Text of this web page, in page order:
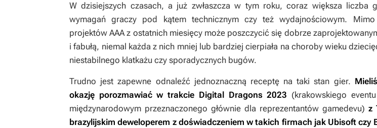
W dzisiejszych czasach, a już zwłaszcza w tym roku, coraz większa liczba
wymagań graczy pod kątem technicznym czy też wydajnościowym.
projektów AAA z ostatnich miesięcy może poszczycić się dobrze
i fabułą, niemal każda z nich mniej lub bardziej cierpiała na choroby wieku
niestabilnego klatkażu czy sporadycznych bugów.
Trudno jest zapewne odnaleźć jednoznaczną receptę na taki stan gier.
okazję porozmawiać w trakcie Digital Dragons 2023 (krakowskiego
międzynarodowym przeznaczonego głównie dla reprezentantów gamedevu) z
brazylijskim deweloperem z doświadczeniem w takich firmach jak Ubisoft czy